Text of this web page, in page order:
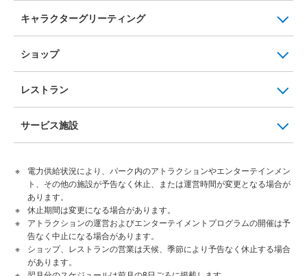
キャラクターグリーティング
ショップ
レストラン
サービス施設
電力供給状況により、パーク内のアトラクションやエンターテインメン
ト、その他の施設が予告なく休止、または運営時間が変更となる場合が
あります。
休止期間は変更になる場合があります。
アトラクションの運営およびエンターテイメントプログラムの開催は予
告なく中止になる場合があります。
ショップ、レストランの営業は天候、季節により予告なく休止する場合
があります。